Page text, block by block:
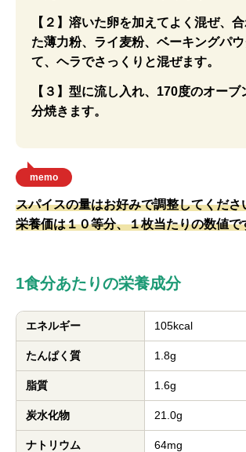
【２】溶いた卵を加えてよく混ぜ、
た薄力粉、ライ麦粉、ベーキングパウ
て、ヘラでさっくりと混ぜます。
【３】型に流し入れ、170度のオーブ
分焼きます。
memo
スパイスの量はお好みで調整してくださ
栄養価は１０等分、１枚当たりの数値で
1食分あたりの栄養成分
エネルギー 105kcal
たんぱく質 1.8g
脂質 1.6g
炭水化物 21.0g
ナトリウム 64mg